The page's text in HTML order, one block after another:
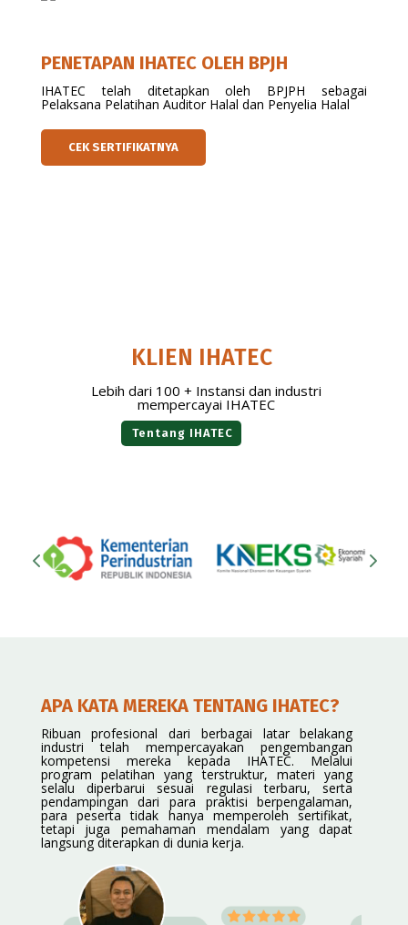
PENETAPAN IHATEC OLEH BPJH
IHATEC telah ditetapkan oleh BPJPH sebagai
Pelaksana Pelatihan Auditor Halal dan Penyelia Halal
CEK SERTIFIKATNYA
KLIEN IHATEC
Lebih dari 100 + Instansi dan industri
mempercayai IHATEC
Tentang IHATEC
APA KATA MEREKA TENTANG IHATEC?
Ribuan profesional dari berbagai latar belakang
industri telah mempercayakan pengembangan
kompetensi mereka kepada IHATEC. Melalui
program pelatihan yang terstruktur, materi yang
selalu diperbarui sesuai regulasi terbaru, serta
pendampingan dari para praktisi berpengalaman,
para peserta tidak hanya memperoleh sertifikat,
tetapi juga pemahaman mendalam yang dapat
langsung diterapkan di dunia kerja.